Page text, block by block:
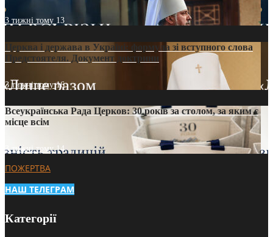
3 тижні тому 13
Церква і держава в Україні: формула зі вступного слова
Предстоятеля. Документ доктрини
3 тижні тому16
Всеукраїнська Рада Церков: 30 років за столом, за яким є
місце всім
3 тижні тому14
ПОЖЕРТВА
НАШ ТЕЛЕГРАМ
Категорії